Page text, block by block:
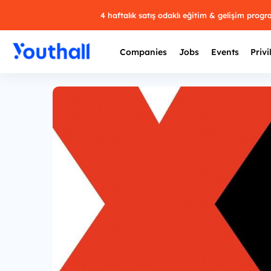
4 haftalık satış odaklı eğitim & gelişim
Companies Jobs Events